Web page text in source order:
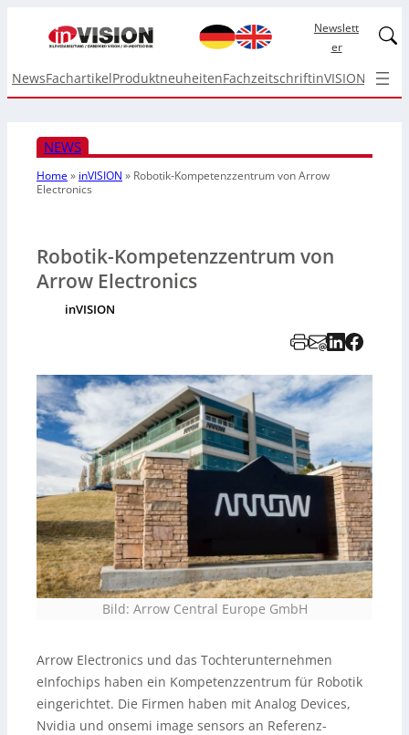
Newslett
er
NewsFachartikelProduktneuheitenFachzeitschriftinVISION Top
NEWS
Home» inVISION » Robotik-Kompetenzzentrum von Arrow
Electronics
Robotik-Kompetenzzentrum von
Arrow Electronics
inVISION
Bild: Arrow Central Europe GmbH
Arrow Electronics und das Tochterunternehmen
eInfochips haben ein Kompetenzzentrum für Robotik
eingerichtet. Die Firmen haben mit Analog Devices,
Nvidia und onsemi image sensors an Referenz-